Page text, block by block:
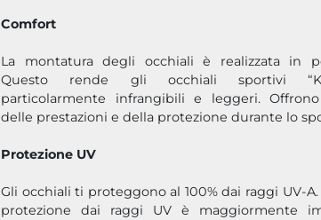
Comfort
La montatura degli occhiali è realizzata in
Questo rende gli occhiali sportivi
particolarmente infrangibili e leggeri.
delle prestazioni e della protezione durante lo
Protezione UV
Gli occhiali ti proteggono al 100% dai raggi UV-
protezione dai raggi UV è maggiormente